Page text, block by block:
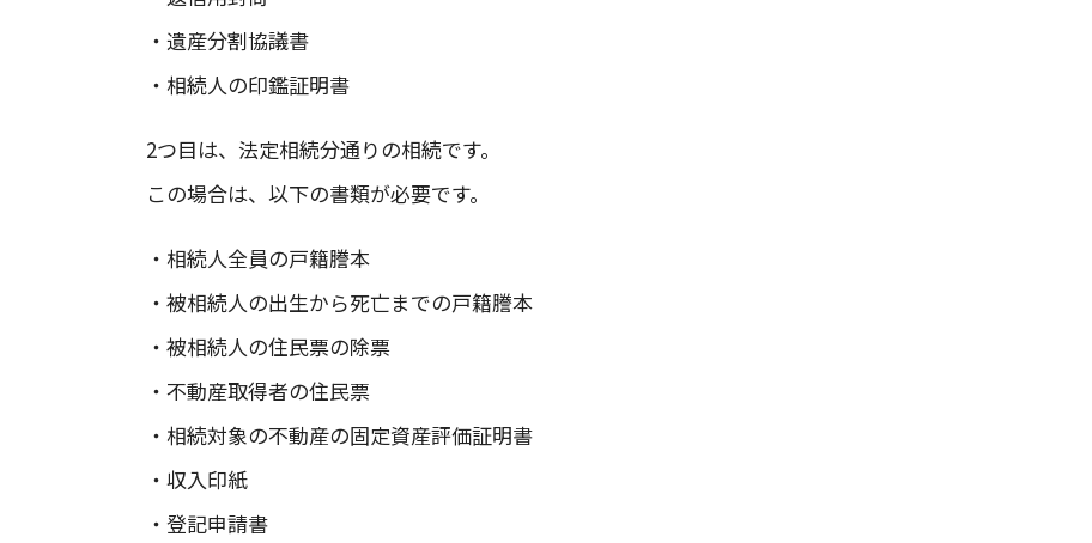
・遺産分割協議書
・相続人の印鑑証明書
2つ目は、法定相続分通りの相続です。
この場合は、以下の書類が必要です。
・相続人全員の戸籍謄本
・被相続人の出生から死亡までの戸籍謄本
・被相続人の住民票の除票
・不動産取得者の住民票
・相続対象の不動産の固定資産評価証明書
・収入印紙
・登記申請書